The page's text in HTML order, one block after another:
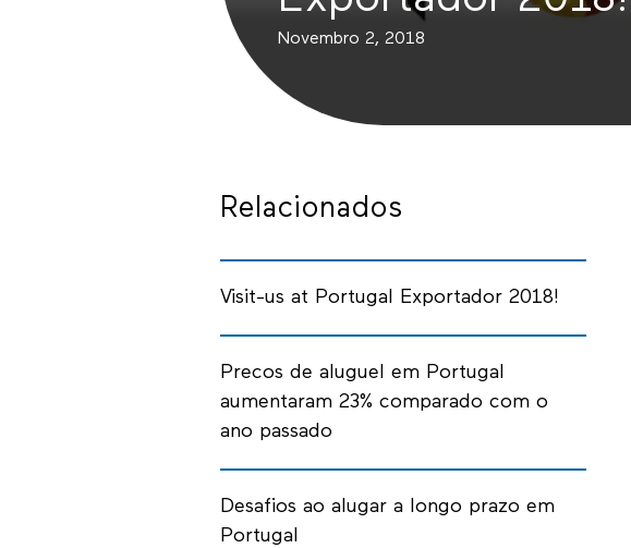
Novembro 2, 2018
Relacionados
Visit-us at Portugal Exportador 2018!
Precos de aluguel em Portugal
aumentaram 23% comparado com o
ano passado
Desafios ao alugar a longo prazo em
Portugal